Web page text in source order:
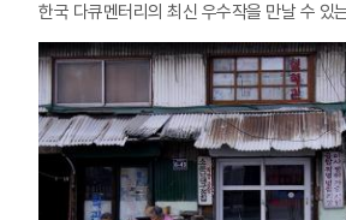
한국 다큐멘터리의 최신 우수작을 만날 수 있